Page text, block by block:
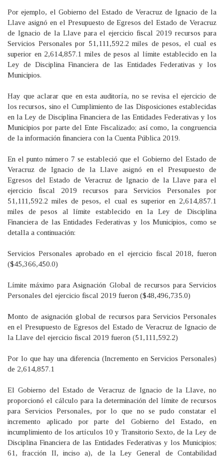
Por ejemplo, el Gobierno del Estado de Veracruz de Ignacio de la
Llave asignó en el Presupuesto de Egresos del Estado de Veracruz
de Ignacio de la Llave para el ejercicio fiscal 2019 recursos para
Servicios Personales por 51,111,592.2 miles de pesos, el cual es
superior en 2,614,857.1 miles de pesos al límite establecido en la
Ley de Disciplina Financiera de las Entidades Federativas y los
Municipios.
Hay que aclarar que en esta auditoría, no se revisa el ejercicio de
los recursos, sino el Cumplimiento de las Disposiciones establecidas
en la Ley de Disciplina Financiera de las Entidades Federativas y los
Municipios por parte del Ente Fiscalizado; así como, la congruencia
de la información financiera con la Cuenta Pública 2019.
En el punto número 7 se estableció que el Gobierno del Estado de
Veracruz de Ignacio de la Llave asignó en el Presupuesto de
Egresos del Estado de Veracruz de Ignacio de la Llave para el
ejercicio fiscal 2019 recursos para Servicios Personales por
51,111,592.2 miles de pesos, el cual es superior en 2,614,857.1
miles de pesos al límite establecido en la Ley de Disciplina
Financiera de las Entidades Federativas y los Municipios, como se
detalla a continuación:
Servicios Personales aprobado en el ejercicio fiscal 2018, fueron
($45,366,450.0)
Límite máximo para Asignación Global de recursos para Servicios
Personales del ejercicio fiscal 2019 fueron ($48,496,735.0)
Monto de asignación global de recursos para Servicios Personales
en el Presupuesto de Egresos del Estado de Veracruz de Ignacio de
la Llave del ejercicio fiscal 2019 fueron (51,111,592.2)
Por lo que hay una diferencia (Incremento en Servicios Personales)
de 2,614,857.1
El Gobierno del Estado de Veracruz de Ignacio de la Llave, no
proporcionó el cálculo para la determinación del límite de recursos
para Servicios Personales, por lo que no se pudo constatar el
incremento aplicado por parte del Gobierno del Estado, en
incumplimiento de los artículos 10 y Transitorio Sexto, de la Ley de
Disciplina Financiera de las Entidades Federativas y los Municipios;
61, fracción II, inciso a), de la Ley General de Contabilidad